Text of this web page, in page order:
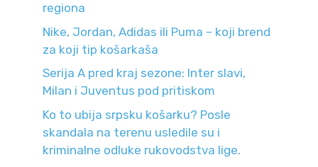
regiona
Nike, Jordan, Adidas ili Puma – koji brend
za koji tip košarkaša
Serija A pred kraj sezone: Inter slavi,
Milan i Juventus pod pritiskom
Ko to ubija srpsku košarku? Posle
skandala na terenu usledile su i
kriminalne odluke rukovodstva lige.